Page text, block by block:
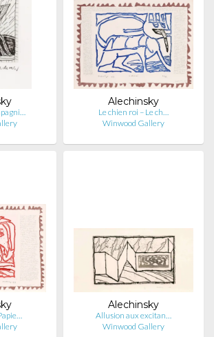
Alechinsky
Le chien roi – Le ch…
Winwood Gallery
Alechinsky
Allusion aux excitan…
Winwood Gallery